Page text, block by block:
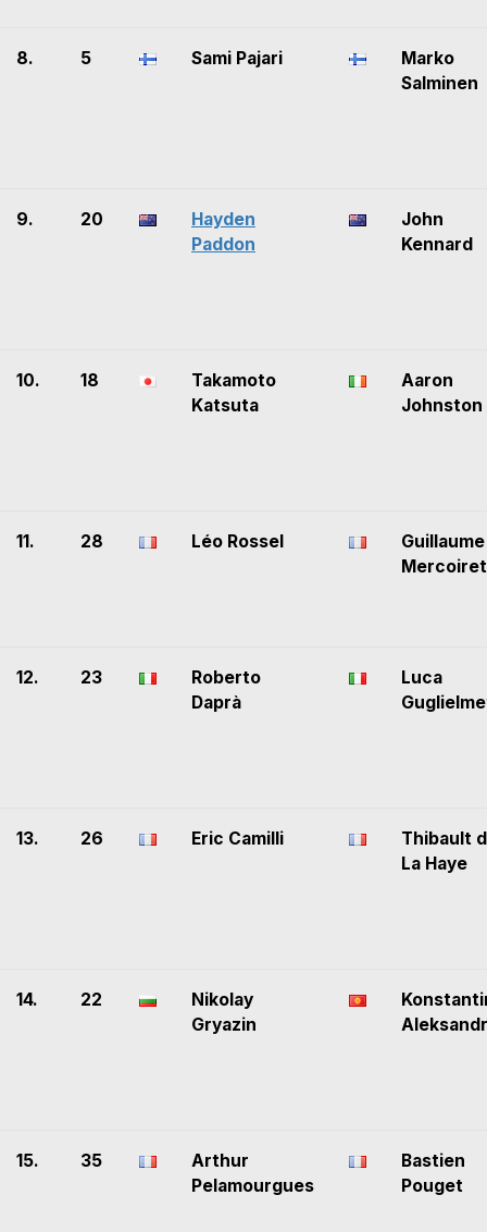
8. 5 Sami Pajari
Marko
Salminen
9. 20
Hayden
Paddon
John
Kennard
10. 18
Takamoto
Katsuta
Aaron
Johnston
11. 28 Léo Rossel
Guillaume
Mercoiret
12. 23
Roberto
Daprà
Luca
13. 26 Eric Camilli
Thibault
La Haye
14. 22
Nikolay
Gryazin
15. 35
Arthur
Pelamourgues
Bastien
Pouget